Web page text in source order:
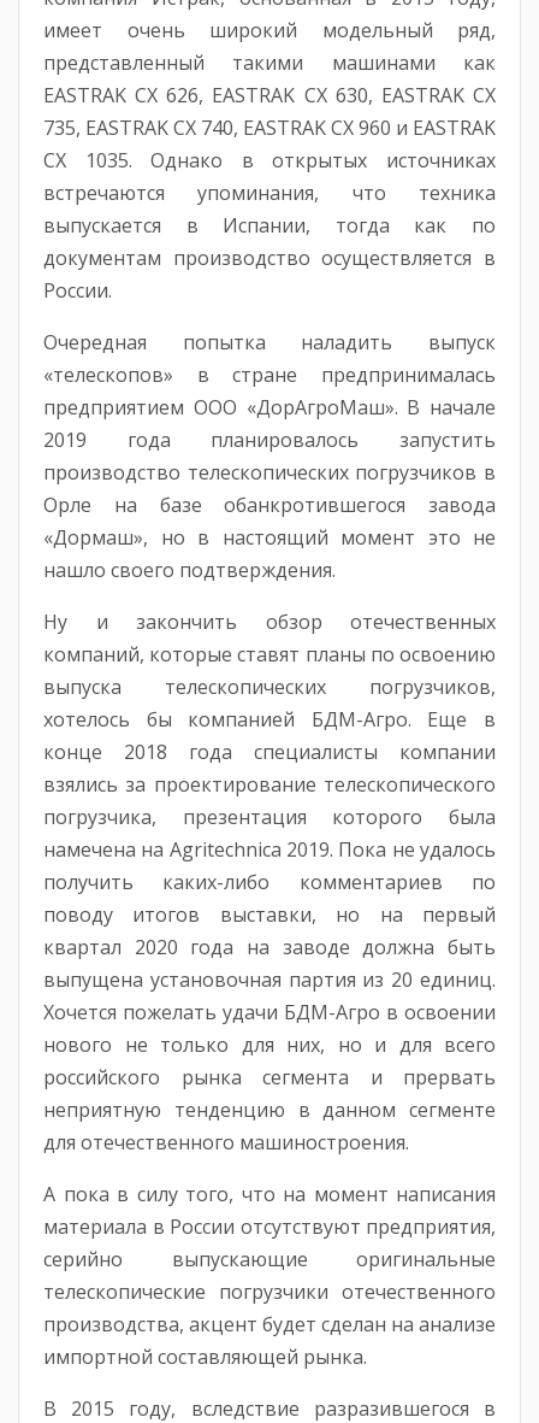
имеет очень широкий модельный ряд,
представленный такими машинами как
EASTRAK CX 626, EASTRAK CX 630, EASTRAK CX
735, EASTRAK CX 740, EASTRAK CX 960 и EASTRAK
CX 1035. Однако в открытых источниках
встречаются упоминания, что техника
выпускается в Испании, тогда как по
документам производство осуществляется в
России.
Очередная попытка наладить выпуск
«телескопов» в стране предпринималась
предприятием ООО «ДорАгроМаш». В начале
2019 года планировалось запустить
производство телескопических погрузчиков в
Орле на базе обанкротившегося завода
«Дормаш», но в настоящий момент это не
нашло своего подтверждения.
Ну и закончить обзор отечественных
компаний, которые ставят планы по освоению
выпуска телескопических погрузчиков,
хотелось бы компанией БДМ-Агро. Еще в
конце 2018 года специалисты компании
взялись за проектирование телескопического
погрузчика, презентация которого была
намечена на Agritechnica 2019. Пока не удалось
получить каких-либо комментариев по
поводу итогов выставки, но на первый
квартал 2020 года на заводе должна быть
выпущена установочная партия из 20 единиц.
Хочется пожелать удачи БДМ-Агро в освоении
нового не только для них, но и для всего
российского рынка сегмента и прервать
неприятную тенденцию в данном сегменте
для отечественного машиностроения.
А пока в силу того, что на момент написания
материала в России отсутствуют предприятия,
серийно выпускающие оригинальные
телескопические погрузчики отечественного
производства, акцент будет сделан на анализе
импортной составляющей рынка.
В 2015 году, вследствие разразившегося в